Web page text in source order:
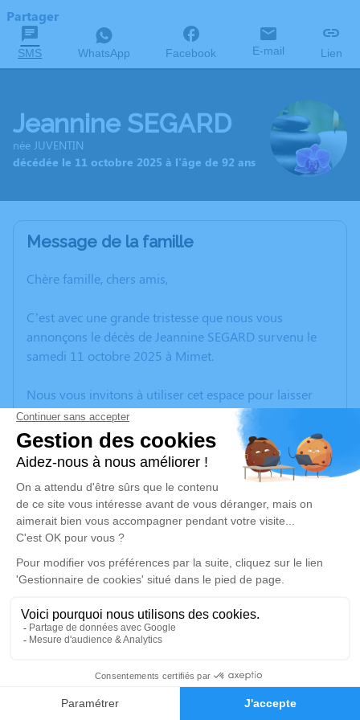
Faire-part Hommages
Partager
SMS WhatsApp Facebook E-mail Lien
Jeannine SEGARD
née JUVENTIN
décédée le 11 octobre 2025 à l'âge de 92 ans
Message de la famille
Chère famille, chers amis,
C’est avec une grande tristesse que nous vous
annonçons le décès de Jeannine SEGARD survenu le
samedi 11 octobre 2025 à Mimet.
Nous vous invitons à utiliser cet espace pour laisser
vos condoléances, partager des photos souvenirs, une
anecdote ou exprimer vos pensées à travers des
poèmes ou des textes. Cet endroit est un lieu
d'expression dédié à honorer la mémoire de Jeannine
SEGARD.
Un service de plantation d’arbre hommage est
disponible ici.
Je rends hommage
Crémation
Crématorium de Provence et Parc Mémorial
de Provence d'Aix-en-Provence